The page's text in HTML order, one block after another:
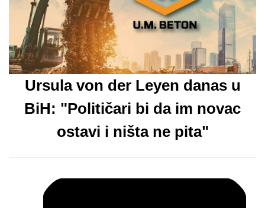
Ursula von der Leyen danas u
BiH: "Političari bi da im novac
ostavi i ništa ne pita"